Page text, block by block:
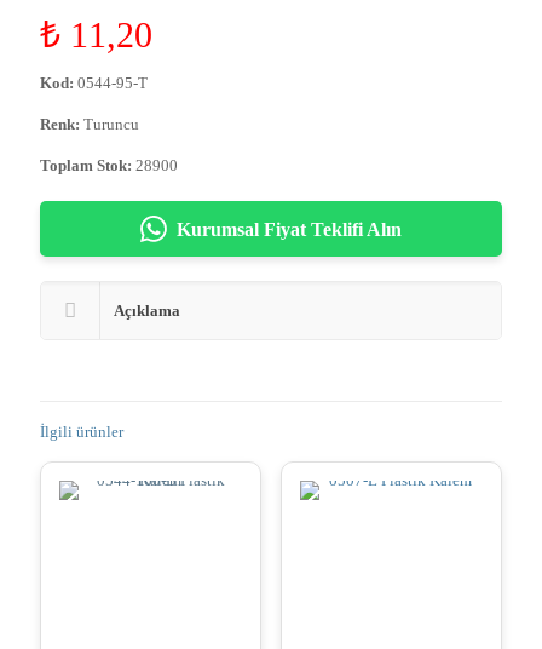
₺ 11,20
Kod: 0544-95-T
Renk: Turuncu
Toplam Stok: 28900
Kurumsal Fiyat Teklifi Alın
Açıklama
İlgili ürünler